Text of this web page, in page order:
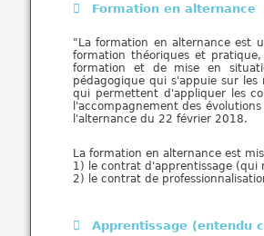
Formation en alternance
"La formation en alternance est
formation théoriques et
formation et de mise en
pédagogique qui s'appuie sur les
qui permettent d'appliquer les
l'accompagnement des
l'alternance du 22 février 2018.
La formation en alternance est
1) le contrat d'apprentissage (qui
2) le contrat de
Apprentissage (entendu